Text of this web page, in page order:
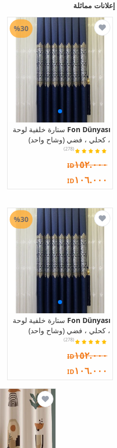
إعلانات مماثلة
Fon Dünyası ستارة خلفية لوحة
، كحلي ، فضي (وشاح واحد)
(278)
ID١٥٢.٠٠٠
ID١٠٦.٠٠٠
%30
Fon Dünyası ستارة خلفية لوحة
، كحلي ، فضي (وشاح واحد)
(278)
ID١٥٢.٠٠٠
ID١٠٦.٠٠٠
%30